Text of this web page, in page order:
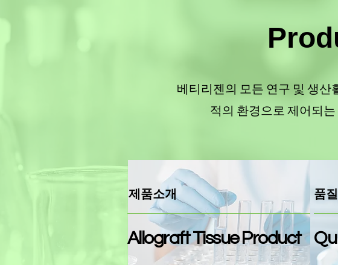
베티리젠의 모든 연구 및 생산
적의 환경으로 제어되는
​제품소개
AllograftTissue Product
품